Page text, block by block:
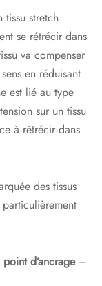
tissu stretch
se rétrécir dans
va compenser
en réduisant
est lié au type
sur un tissu
à rétrécir dans
des tissus
point d’ancrage–